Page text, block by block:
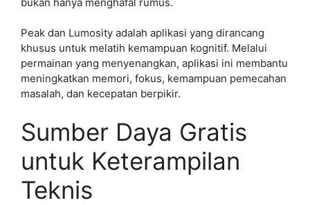
Peak dan Lumosity adalah aplikasi yang dirancang
khusus untuk melatih kemampuan kognitif. Melalui
permainan yang menyenangkan, aplikasi ini membantu
meningkatkan memori, fokus, kemampuan pemecahan
masalah, dan kecepatan berpikir.
Sumber Daya Gratis
untuk Keterampilan
Teknis